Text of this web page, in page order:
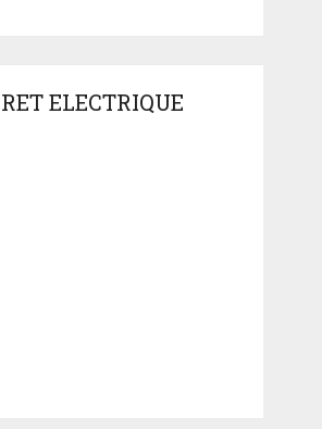
ELECTRIQUE